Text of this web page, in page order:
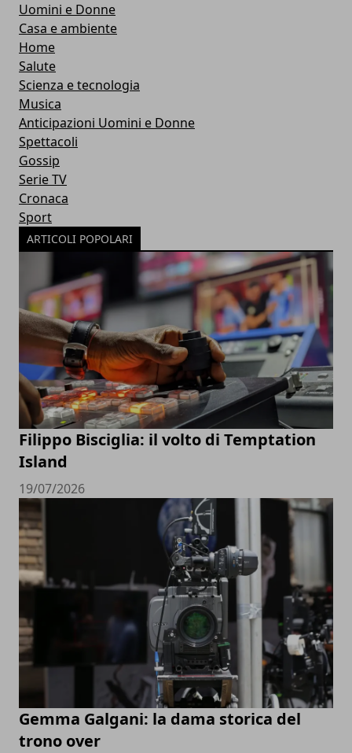
Uomini e Donne
Casa e ambiente
Home
Salute
Scienza e tecnologia
Musica
Anticipazioni Uomini e Donne
Spettacoli
Gossip
Serie TV
Cronaca
Sport
ARTICOLI POPOLARI
Filippo Bisciglia: il volto di Temptation
Island
19/07/2026
Gemma Galgani: la dama storica del
trono over